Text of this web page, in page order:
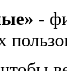
-